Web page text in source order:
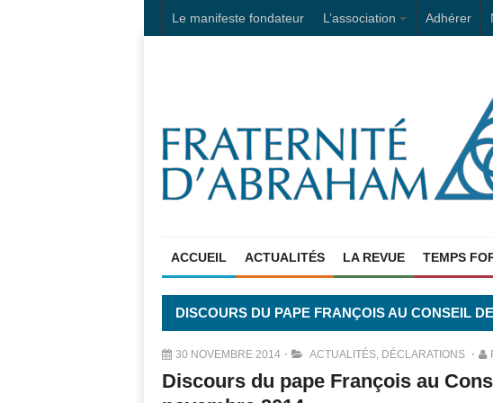
Le manifeste fondateur L’association Adhérer
ACCUEIL ACTUALITÉS LA REVUE TEMPS
DISCOURS DU PAPE FRANÇOIS AU CONSEIL
30 NOVEMBRE 2014 ACTUALITÉS, DÉCLARATIONS
Discours du pape François au